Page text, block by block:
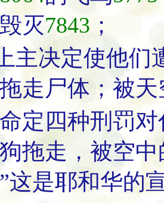
毁灭7843 ；
主决定使他们
走尸体；被
定四种刑罚
拖走，被空
这是耶和华的